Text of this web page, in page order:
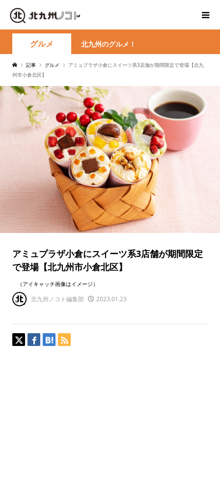
グルメ 北九州のグルメ！
記事 グルメ
アミュプラザ小倉にスイーツ系3店舗が期間限定で登場【北九
州市小倉北区】
アミュプラザ小倉にスイーツ系3店舗が期間限定
で登場【北九州市小倉北区】
（アイキャッチ画像はイメージ）
北九州ノコト編集部 2023.01.23